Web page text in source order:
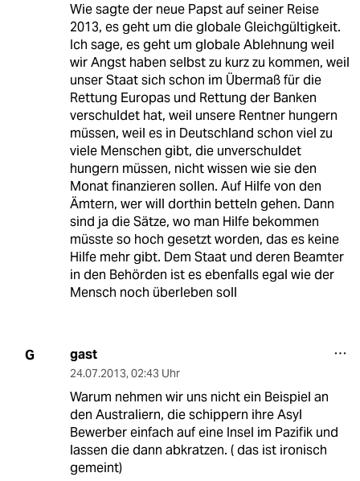
Wie sagte der neue Papst auf seiner Reise
2013, es geht um die globale Gleichgültigkeit.
Ich sage, es geht um globale Ablehnung weil
wir Angst haben selbst zu kurz zu kommen, weil
unser Staat sich schon im Übermaß für die
Rettung Europas und Rettung der Banken
verschuldet hat, weil unsere Rentner hungern
müssen, weil es in Deutschland schon viel zu
viele Menschen gibt, die unverschuldet
hungern müssen, nicht wissen wie sie den
Monat finanzieren sollen. Auf Hilfe von den
Ämtern, wer will dorthin betteln gehen. Dann
sind ja die Sätze, wo man Hilfe bekommen
müsste so hoch gesetzt worden, das es keine
Hilfe mehr gibt. Dem Staat und deren Beamter
in den Behörden ist es ebenfalls egal wie der
Mensch noch überleben soll
G gast
24.07.2013, 02:43 Uhr
Warum nehmen wir uns nicht ein Beispiel an
den Australiern, die schippern ihre Asyl
Bewerber einfach auf eine Insel im Pazifik und
lassen die dann abkratzen. ( das ist ironisch
gemeint)